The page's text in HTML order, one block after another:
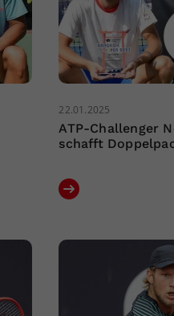
22.01.2025
ATP-Challenger
schafft